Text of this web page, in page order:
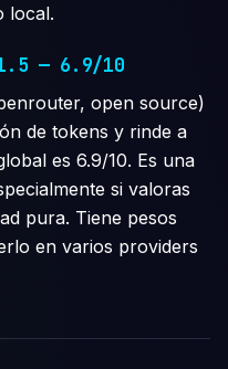
local.
— 6.9/10
open source)
de tokens y rinde a
es 6.9/10. Es una
si valoras
pura. Tiene pesos
en varios providers